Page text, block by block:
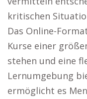
kritischen
Das Online-
Kurse einer
stehen und eine
Lernumgebung
ermöglicht es